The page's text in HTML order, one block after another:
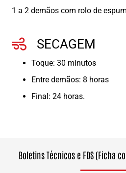
1 a 2 demãos com rolo de
SECAGEM
Toque: 30 minutos
Entre demãos: 8 horas
Final: 24 horas.
Boletins Técnicos e FDS (Ficha